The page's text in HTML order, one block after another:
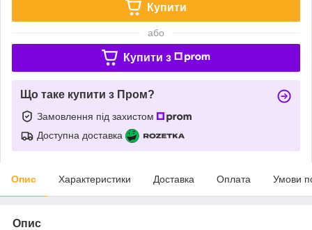
Купити
або
Купити з
Що таке купити з Пром?
Замовлення під захистом
Доступна доставка
Опис Характеристики Доставка Оплата Умови
Опис